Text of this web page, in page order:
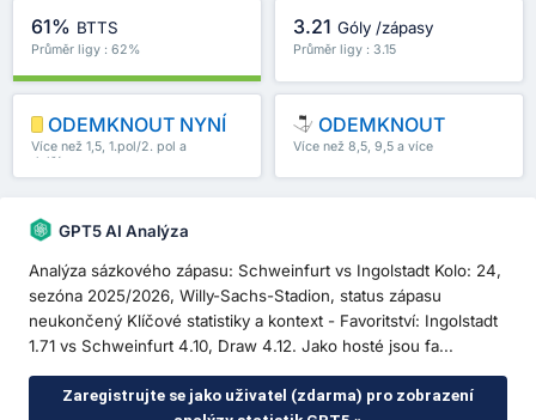
61% BTTS
Průměr ligy : 62%
3.21 Góly /zápasy
Průměr ligy : 3.15
ODEMKNOUT NYNÍ
Více než 1,5, 1.pol/2. pol a
další
ODEMKNOUT
Více než 8,5, 9,5 a více
GPT5 AI Analýza
Analýza sázkového zápasu: Schweinfurt vs Ingolstadt Kolo: 24,
sezóna 2025/2026, Willy-Sachs-Stadion, status zápasu
neukončený Klíčové statistiky a kontext - Favoritství: Ingolstadt
1.71 vs Schweinfurt 4.10, Draw 4.12. Jako hosté jsou fa...
Zaregistrujte se jako uživatel (zdarma) pro zobrazení